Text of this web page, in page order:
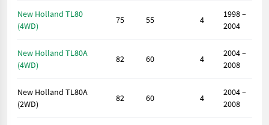
New Holland TL80
(4WD)
75 55 4
1998 –
2004
New Holland TL80A
(4WD)
82 60 4
2004 –
2008
New Holland TL80A
(2WD)
82 60 4
2004 –
2008